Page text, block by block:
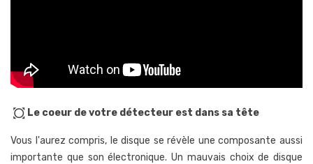
all_out Le coeur de votre détecteur est dans sa tête
Vous l'aurez compris, le disque se révèle une composante aussi
importante que son électronique. Un mauvais choix de disque